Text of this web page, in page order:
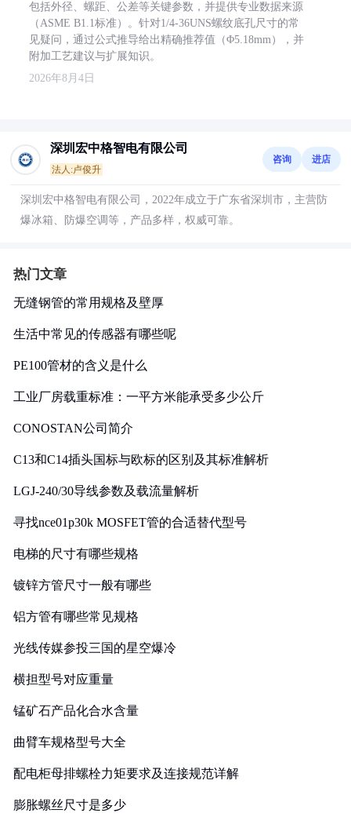
包括外径、螺距、公差等关键参数，并提供专业数据来源
（ASME B1.1标准）。针对1/4-36UNS螺纹底孔尺寸的常
见疑问，通过公式推导给出精确推荐值（Φ5.18mm），并
附加工艺建议与扩展知识。
2026年8月4日
深圳宏中格智电有限公司
法人:卢俊升
咨询 进店
深圳宏中格智电有限公司，2022年成立于广东省深圳市，主营防
爆冰箱、防爆空调等，产品多样，权威可靠。
热门文章
无缝钢管的常用规格及壁厚
生活中常见的传感器有哪些呢
PE100管材的含义是什么
工业厂房载重标准：一平方米能承受多少公斤
CONOSTAN公司简介
C13和C14插头国标与欧标的区别及其标准解析
LGJ-240/30导线参数及载流量解析
寻找nce01p30k MOSFET管的合适替代型号
电梯的尺寸有哪些规格
镀锌方管尺寸一般有哪些
铝方管有哪些常见规格
光线传媒参投三国的星空爆冷
横担型号对应重量
锰矿石产品化合水含量
曲臂车规格型号大全
配电柜母排螺栓力矩要求及连接规范详解
膨胀螺丝尺寸是多少